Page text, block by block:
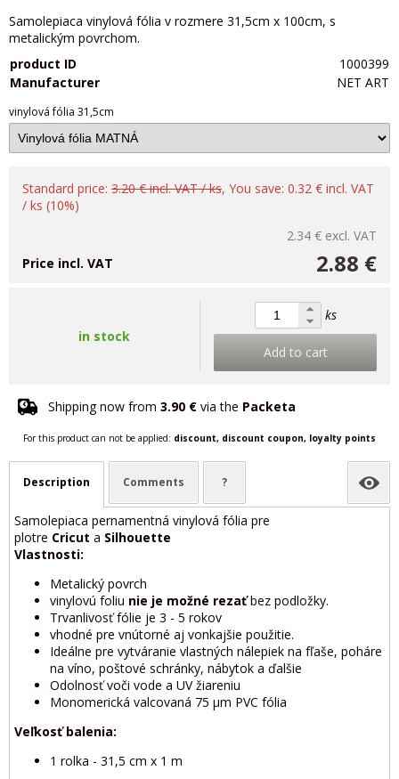
Samolepiaca vinylová fólia v rozmere 31,5cm x 100cm, s
metalickým povrchom.
product ID
1000399
Manufacturer
NET ART
vinylová fólia 31,5cm
Standard price: 3.20 € incl. VAT / ks, You save: 0.32 € incl. VAT
/ ks (10%)
2.34 € excl. VAT
2.88 €
Price incl. VAT
in stock
ks
Add to cart
Shipping now from 3.90 € via the Packeta
For this product can not be applied: discount, discount coupon, loyalty points
Description Comments ?
Samolepiaca pernamentná vinylová fólia pre
plotre Cricut a Silhouette
Vlastnosti:
Metalický povrch
vinylovú foliu nie je možné rezaťbez podložky.
Trvanlivosť fólie je 3 - 5 rokov
vhodné pre vnútorné aj vonkajšie použitie.
Ideálne pre vytváranie vlastných nálepiek na fľaše, poháre
na víno, poštové schránky, nábytok a ďalšie
Odolnosť voči vode a UV žiareniu
Monomerická valcovaná 75 μm PVC fólia
Veľkosť balenia:
1 rolka - 31,5 cm x 1 m